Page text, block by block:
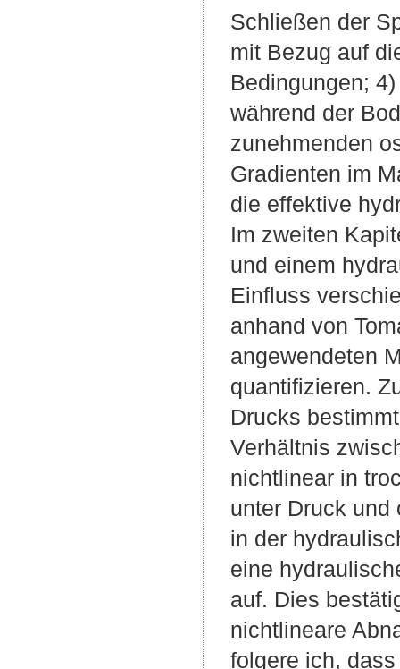
Schließen der
mit Bezug auf
Bedingungen;
während der
zunehmenden
Gradienten im
die effektive
Im zweiten
und einem
Einfluss
anhand von
angewendeten
quantifizieren.
Drucks
Verhältnis
nichtlinear in
unter Druck und
in der
eine
auf. Dies
nichtlineare
folgere ich,